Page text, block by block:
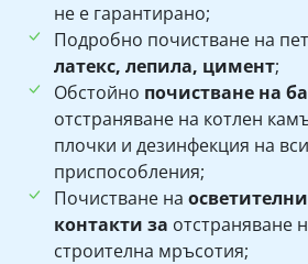
не е гарантирано;
Подробно почистване на
латекс, лепила, цимент;
Обстойно почистване на
отстраняване на котлен
плочки и дезинфекция на
приспособления;
Почистване на
контакти за отстраняване
строителна мръсотия;